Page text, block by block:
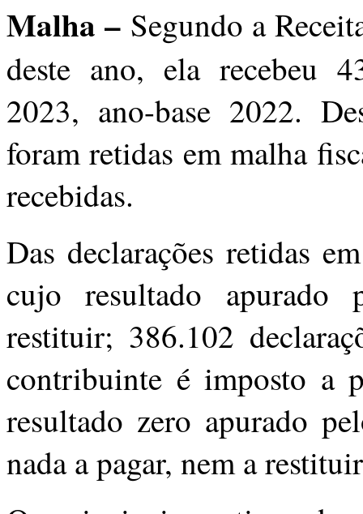
Malha – Segundo a
deste ano, ela recebeu
2023, ano-base 2022.
foram retidas em malha
recebidas.
Das declarações retidas
cujo resultado
restituir; 386.102
contribuinte é imposto a
resultado zero apurado
nada a pagar, nem a